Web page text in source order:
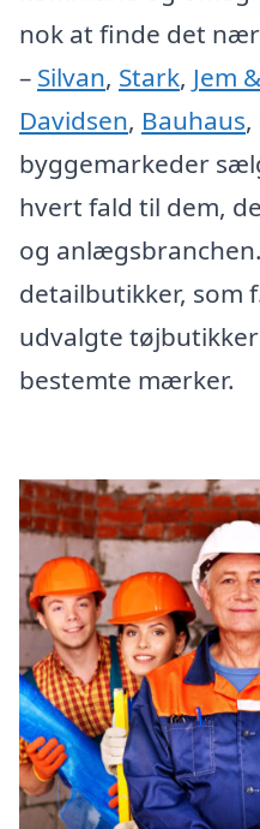
nok at finde det
– Silvan, Stark, Jem
Davidsen, Bauhaus,
byggemarkeder
hvert fald til dem,
og
detailbutikker, som
udvalgte
bestemte mærker.